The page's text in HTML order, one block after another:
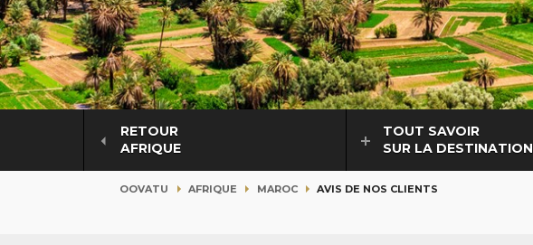
RETOUR
AFRIQUE
TOUT SAVOIR
SUR LA DESTINATION
OOVATU AFRIQUE MAROC AVIS DE NOS CLIENTS